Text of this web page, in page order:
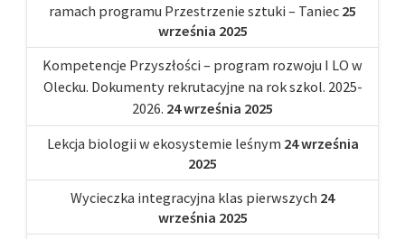
ramach programu Przestrzenie sztuki – Taniec 25
września 2025
Kompetencje Przyszłości – program rozwoju I LO w
Olecku. Dokumenty rekrutacyjne na rok szkol. 2025-
2026. 24 września 2025
Lekcja biologii w ekosystemie leśnym 24 września
2025
Wycieczka integracyjna klas pierwszych 24
września 2025